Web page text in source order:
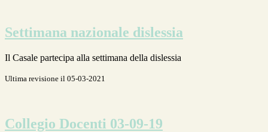
Settimana nazionale dislessia
Il Casale partecipa alla settimana della dislessia
Ultima revisione il 05-03-2021
Collegio Docenti 03-09-19